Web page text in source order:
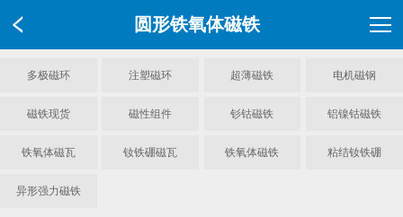
圆形铁氧体磁铁
多极磁环 注塑磁环 超薄磁铁 电机磁钢
磁铁现货 磁性组件 钐钴磁铁 铝镍钴磁铁
铁氧体磁瓦 钕铁硼磁瓦 铁氧体磁铁 粘结钕铁硼
异形强力磁铁